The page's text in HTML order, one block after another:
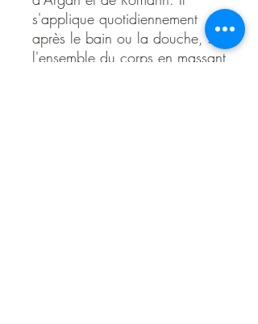
s'applique quotidiennement
après le bain ou la douche, sur
l'ensemble du corps en massant